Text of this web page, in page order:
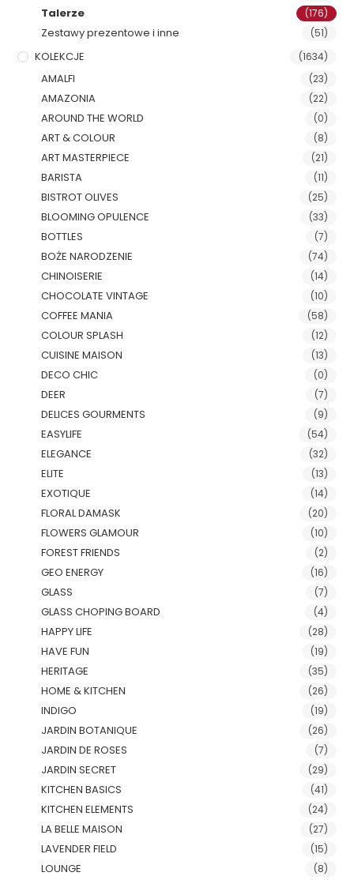
Talerze (176)
Zestawy prezentowe i inne (51)
KOLEKCJE (1634)
AMALFI (23)
AMAZONIA (22)
AROUND THE WORLD (0)
ART & COLOUR (8)
ART MASTERPIECE (21)
BARISTA (11)
BISTROT OLIVES (25)
BLOOMING OPULENCE (33)
BOTTLES (7)
BOŻE NARODZENIE (74)
CHINOISERIE (14)
CHOCOLATE VINTAGE (10)
COFFEE MANIA (58)
COLOUR SPLASH (12)
CUISINE MAISON (13)
DECO CHIC (0)
DEER (7)
DELICES GOURMENTS (9)
EASYLIFE (54)
ELEGANCE (32)
ELITE (13)
EXOTIQUE (14)
FLORAL DAMASK (20)
FLOWERS GLAMOUR (10)
FOREST FRIENDS (2)
GEO ENERGY (16)
GLASS (7)
GLASS CHOPING BOARD (4)
HAPPY LIFE (28)
HAVE FUN (19)
HERITAGE (35)
HOME & KITCHEN (26)
INDIGO (19)
JARDIN BOTANIQUE (26)
JARDIN DE ROSES (7)
JARDIN SECRET (29)
KITCHEN BASICS (41)
KITCHEN ELEMENTS (24)
LA BELLE MAISON (27)
LAVENDER FIELD (15)
LOUNGE (8)